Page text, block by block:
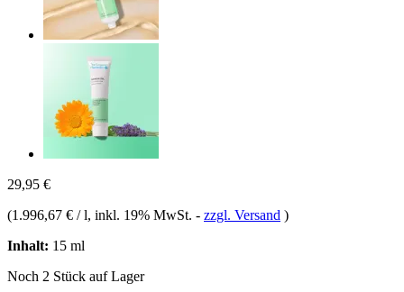
29,95 €
(1.996,67 € / l, inkl. 19% MwSt. - zzgl. Versand )
Inhalt: 15 ml
Noch 2 Stück auf Lager